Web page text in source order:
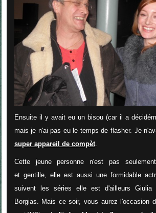
Ensuite il y avait eu un bisou (car il a
mais je n'ai pas eu le temps de flasher. Je
super appareil de compèt.
Cette jeune personne n'est pas
et gentille, elle est aussi une formidable
suivent les séries elle est d'ailleurs Giulia
Borgias. Mais ce soir, vous aurez l'occasion